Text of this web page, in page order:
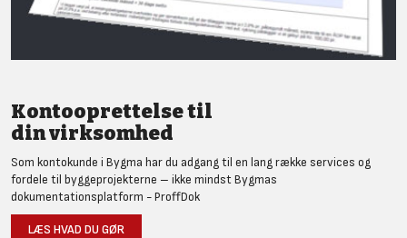
Kontooprettelse til
din virksomhed
Som kontokunde i Bygma har du adgang til en lang række services og
fordele til byggeprojekterne – ikke mindst Bygmas
dokumentationsplatform - ProffDok
LÆS HVAD DU GØR